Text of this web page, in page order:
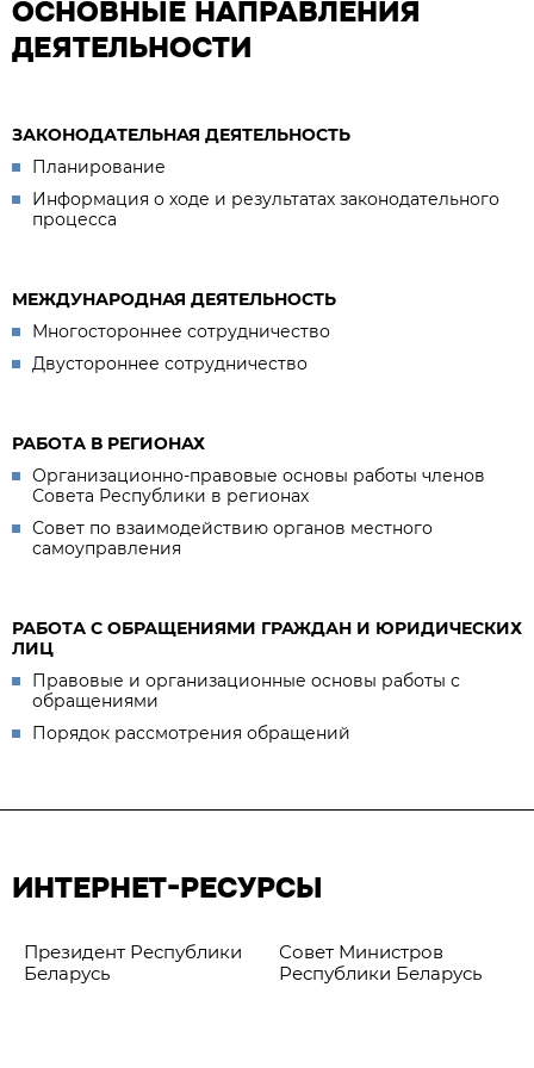
ОСНОВНЫЕ НАПРАВЛЕНИЯ
ДЕЯТЕЛЬНОСТИ
ЗАКОНОДАТЕЛЬНАЯ ДЕЯТЕЛЬНОСТЬ
Планирование
Информация о ходе и результатах законодательного
процесса
МЕЖДУНАРОДНАЯ ДЕЯТЕЛЬНОСТЬ
Многостороннее сотрудничество
Двустороннее сотрудничество
РАБОТА В РЕГИОНАХ
Организационно-правовые основы работы членов
Совета Республики в регионах
Совет по взаимодействию органов местного
самоуправления
РАБОТА С ОБРАЩЕНИЯМИ ГРАЖДАН И ЮРИДИЧЕСКИХ
ЛИЦ
Правовые и организационные основы работы с
обращениями
Порядок рассмотрения обращений
ИНТЕРНЕТ-РЕСУРСЫ
Президент Республики
Беларусь
Совет Министров
Республики Беларусь